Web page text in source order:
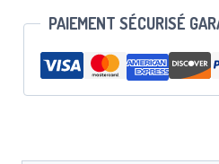
PAIEMENT SÉCURISÉ